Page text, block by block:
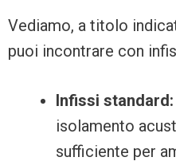
Vediamo, a titolo
puoi incontrare con
Infissi standard:
isolamento
sufficiente per